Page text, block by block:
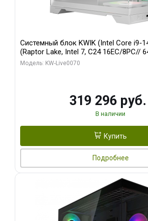
Системный блок KWIK (Intel Core i9-
(Raptor Lake, Intel 7, C24 16EC/8PC//
модуля)/ Gigabyte RTX5080 XTREME
Модель: KW-Live0070
319 296 руб.
В наличии
Купить
Подробнее